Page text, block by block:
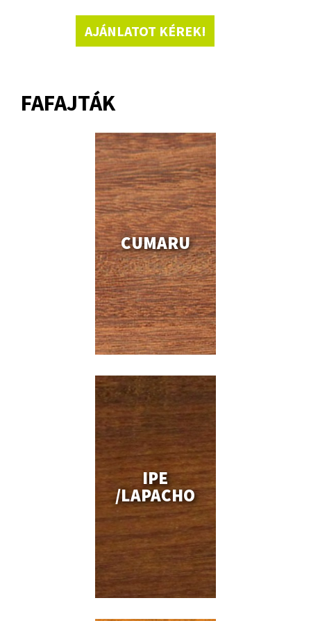
AJÁNLATOT KÉREK!
FAFAJTÁK
CUMARU
IPE
/LAPACHO